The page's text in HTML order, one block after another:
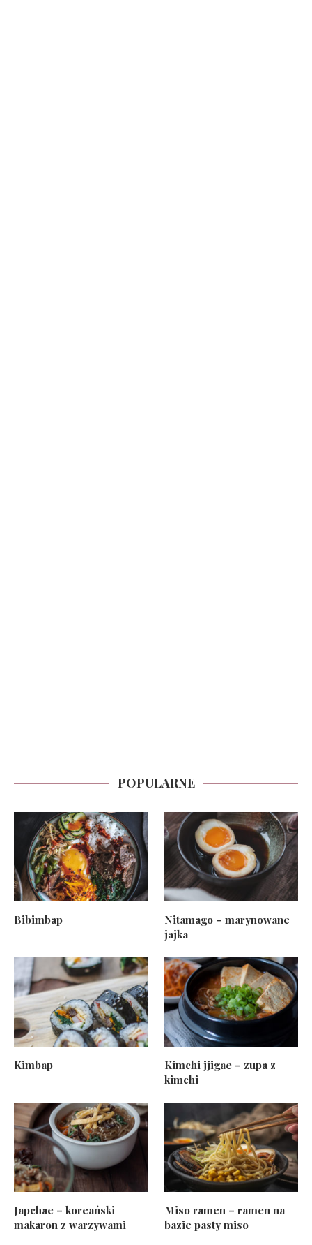
POPULARNE
Bibimbap
Nitamago – marynowane
jajka
Kimbap
Kimchi jjigae – zupa z
kimchi
Japchae – koreański
makaron z warzywami
Miso rāmen – rāmen na
bazie pasty miso